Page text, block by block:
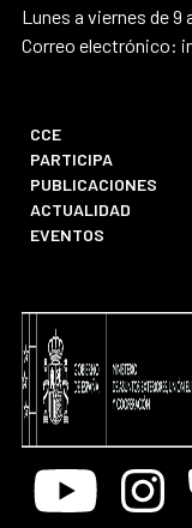
Lunes a viernes de 9
Correo electrónico:
CCE
PARTICIPA
PUBLICACIONES
ACTUALIDAD
EVENTOS
Youtube